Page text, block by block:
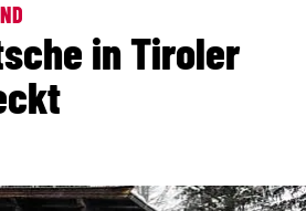
in Tiroler